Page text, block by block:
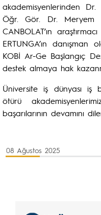
akademisyenlerinden
Öğr. Gör. Dr. Meryem
CANBOLAT’ın
ERTUNGA’ın danışman
KOBİ Ar-Ge Başlangıç
destek almaya hak
Üniversite iş dünyası iş
ötürü
başarılarının devamını
08 Ağustos 2025